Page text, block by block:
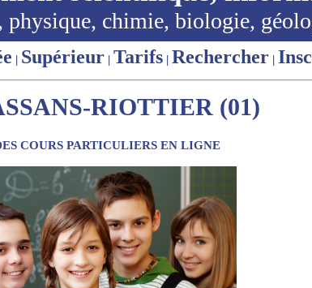
physique, chimie, biologie,
| Supérieur | Tarifs | Rechercher |
RIOTTIER (01)
COURS PARTICULIERS EN LIGNE